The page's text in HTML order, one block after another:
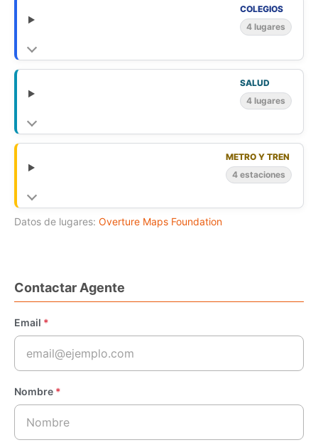
COLEGIOS
4 lugares
SALUD
4 lugares
METRO Y TREN
4 estaciones
Datos de lugares: Overture Maps Foundation
Contactar Agente
Email *
Nombre *